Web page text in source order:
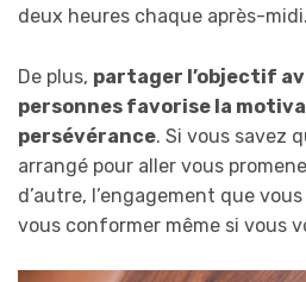
deux heures chaque après-midi.
De plus, partager l’objectif
personnes favorise la
persévérance. Si vous savez
arrangé pour aller vous
d’autre, l’engagement que
vous conformer même si vous